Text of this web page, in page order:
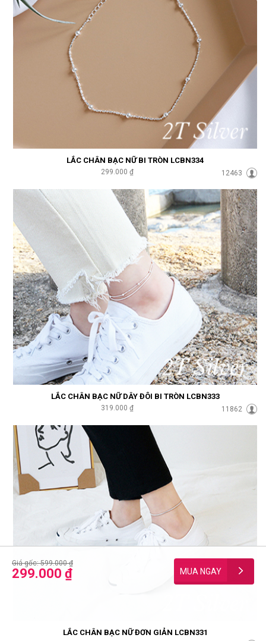
Giá gốc: 599.000 ₫
299.000 ₫
LẮC CHÂN BẠC NỮ BI TRÒN LCBN334
299.000 ₫ 12463
LẮC CHÂN BẠC NỮ DÂY ĐÔI BI TRÒN LCBN333
319.000 ₫ 11862
LẮC CHÂN BẠC NỮ ĐƠN GIẢN LCBN331